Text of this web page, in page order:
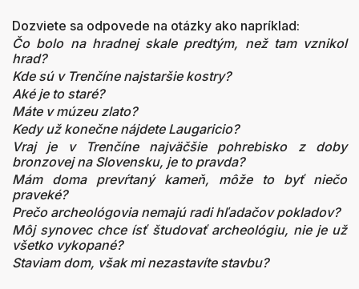
Dozviete sa odpovede na otázky ako napríklad:
Čo bolo na hradnej skale predtým, než tam vznikol
hrad?
Kde sú v Trenčíne najstaršie kostry?
Aké je to staré?
Máte v múzeu zlato?
Kedy už konečne nájdete Laugaricio?
Vraj je v Trenčíne najväčšie pohrebisko z doby
bronzovej na Slovensku, je to pravda?
Mám doma prevŕtaný kameň, môže to byť niečo
praveké?
Prečo archeológovia nemajú radi hľadačov pokladov?
Môj synovec chce ísť študovať archeológiu, nie je už
všetko vykopané?
Staviam dom, však mi nezastavíte stavbu?